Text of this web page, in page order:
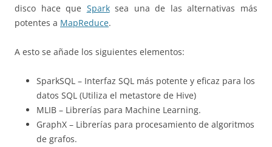
disco hace que Sparksea una de las alternativas más
potentes a MapReduce.
A esto se añade los siguientes elementos:
SparkSQL – Interfaz SQL más potente y eficaz para los
datos SQL (Utiliza el metastore de Hive)
MLIB – Librerías para Machine Learning.
GraphX – Librerías para procesamiento de algoritmos
de grafos.